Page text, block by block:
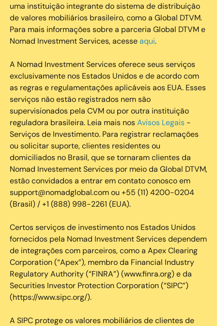
uma instituição integrante do sistema de distribuição
de valores mobiliários brasileiro, como a Global DTVM.
Para mais informações sobre a parceria Global DTVM e
Nomad Investment Services, acesseaqui.
A Nomad Investment Services oferece seus serviços
exclusivamente nos Estados Unidos e de acordo com
as regras e regulamentações aplicáveis aos EUA. Esses
serviços não estão registrados nem são
supervisionados pela CVM ou por outra instituição
reguladora brasileira. Leia mais nosAvisos Legais -
Serviços de Investimento. Para registrar reclamações
ou solicitar suporte, clientes residentes ou
domiciliados no Brasil, que se tornaram clientes da
Nomad Investement Services por meio da Global DTVM,
estão convidados a entrar em contato conosco em
support@nomadglobal.com ou +55 (11) 4200-0204
(Brasil) / +1 (888) 998-2261 (EUA).
Certos serviços de investimento nos Estados Unidos
fornecidos pela Nomad Investment Services dependem
de integrações com parceiros, como a Apex Clearing
Corporation (“Apex”), membro da Financial Industry
Regulatory Authority (“FINRA”) (www.finra.org) e da
Securities Investor Protection Corporation (“SIPC”)
(https://www.sipc.org/).
A SIPC protege os valores mobiliários de clientes de